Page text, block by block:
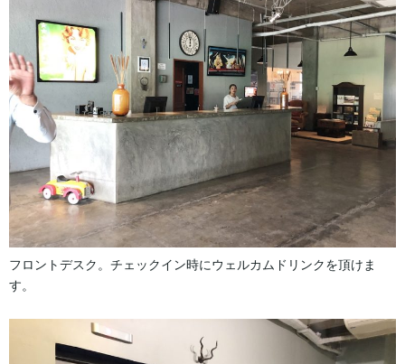
フロントデスク。チェックイン時にウェルカムドリンクを頂けま
す。